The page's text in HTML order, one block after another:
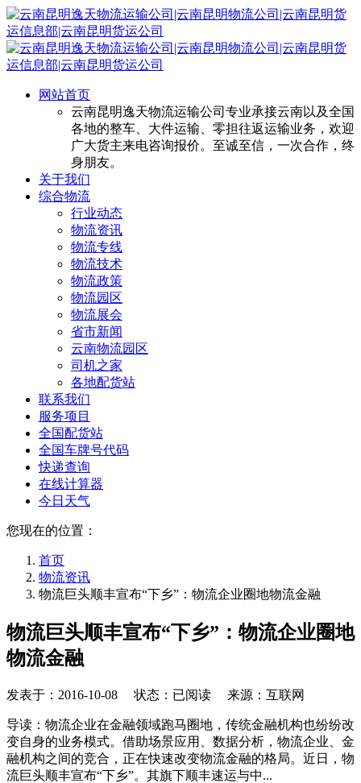
网站首页
云南昆明逸天物流运输公司专业承接云南以及全国
各地的整车、大件运输、零担往返运输业务，欢迎
广大货主来电咨询报价。至诚至信，一次合作，终
身朋友。
关于我们
综合物流
行业动态
物流资讯
物流专线
物流技术
物流政策
物流园区
物流展会
省市新闻
云南物流园区
司机之家
各地配货站
联系我们
服务项目
全国配货站
全国车牌号代码
快递查询
在线计算器
今日天气
您现在的位置：
首页
物流资讯
物流巨头顺丰宣布“下乡”：物流企业圈地物流金融
物流巨头顺丰宣布“下乡”：物流企业圈地
物流金融
发表于： 2016-10-08 状态：已阅读 来源：互联网
导读：物流企业在金融领域跑马圈地，传统金融机构也纷纷改
变自身的业务模式。借助场景应用、数据分析，物流企业、金
融机构之间的竞合，正在快速改变物流金融的格局。近日，物
流巨头顺丰宣布“下乡”。其旗下顺丰速运与中...